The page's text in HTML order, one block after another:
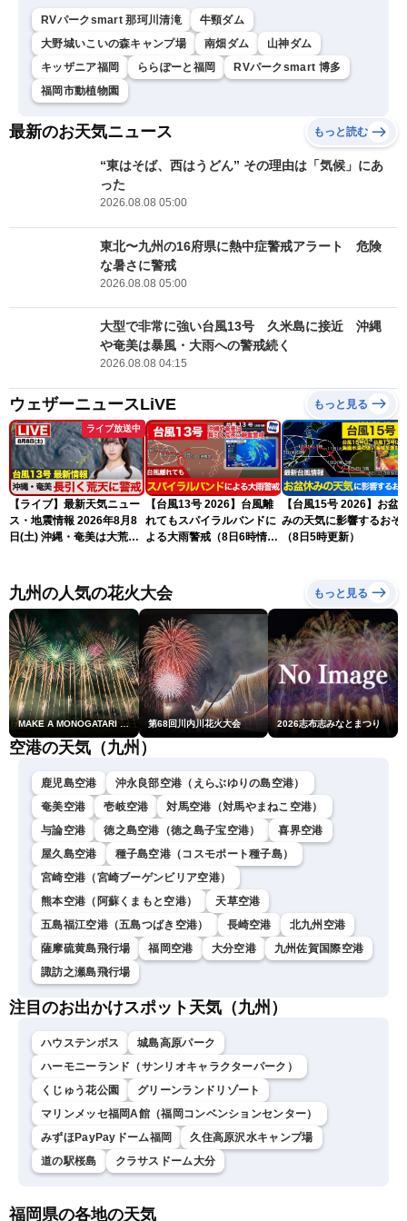
RVパークsmart 那珂川清滝
牛頸ダム
大野城いこいの森キャンプ場
南畑ダム
山神ダム
キッザニア福岡
ららぽーと福岡
RVパークsmart 博多
福岡市動植物園
最新のお天気ニュース もっと読む
“東はそば、西はうどん” その理由は「気候」にあ
った
2026.08.08 05:00
東北〜九州の16府県に熱中症警戒アラート 危険
な暑さに警戒
2026.08.08 05:00
大型で非常に強い台風13号 久米島に接近 沖縄
や奄美は暴風・大雨への警戒続く
2026.08.08 04:15
ウェザーニュースLiVE もっと見る
ライブ放送中
【ライブ】最新天気ニュー
ス・地震情報 2026年8月8
日(土) 沖縄・奄美は大荒れ
ースLiVEサンシャイン・魚
住茉由／山口剛央〉
【台風13号 2026】台風離
れてもスパイラルバンドに
よる大雨警戒（8日6時情
【台風15号 2026】お盆
みの天気に影響するおそ
（8日5時更新）
九州の人気の花火大会 もっと見る
MAKE A MONOGATARI 2026 第68回川内川花火大会 2026志布志みなとまつり
空港の天気（九州）
鹿児島空港
沖永良部空港（えらぶゆりの島空港）
奄美空港
壱岐空港
対馬空港（対馬やまねこ空港）
与論空港
徳之島空港（徳之島子宝空港）
喜界空港
屋久島空港
種子島空港（コスモポート種子島）
宮崎空港（宮崎ブーゲンビリア空港）
熊本空港（阿蘇くまもと空港）
天草空港
五島福江空港（五島つばき空港）
長崎空港
北九州空港
薩摩硫黄島飛行場
福岡空港 大分空港
九州佐賀国際空港
諏訪之瀬島飛行場
注目のお出かけスポット天気（九州）
ハウステンボス
城島高原パーク
ハーモニーランド（サンリオキャラクターパーク）
くじゅう花公園
グリーンランドリゾート
マリンメッセ福岡A館（福岡コンベンションセンター）
みずほPayPayドーム福岡
久住高原沢水キャンプ場
道の駅桜島
クラサスドーム大分
福岡県の各地の天気